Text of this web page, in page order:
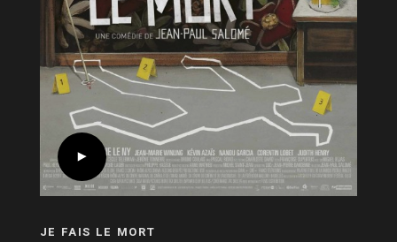
JE FAIS LE MORT